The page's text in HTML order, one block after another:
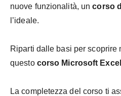
nuove funzionalità, uncorso
l’ideale.
Riparti dalle basi per scoprire
questo corso Microsoft Excel
La completezza del corso ti